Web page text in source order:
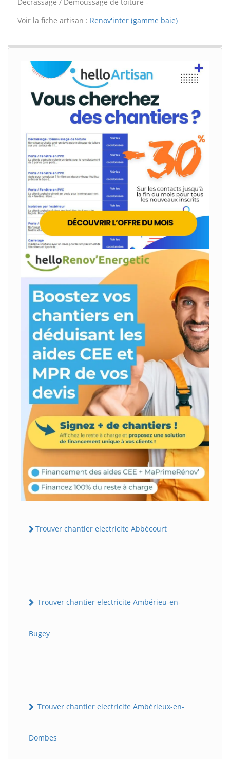
Voir la fiche artisan : Renov'inter (gamme baie)
Trouver chantier electricite Abbécourt
Trouver chantier electricite Ambérieu-en-
Bugey
Trouver chantier electricite Ambérieux-en-
Dombes